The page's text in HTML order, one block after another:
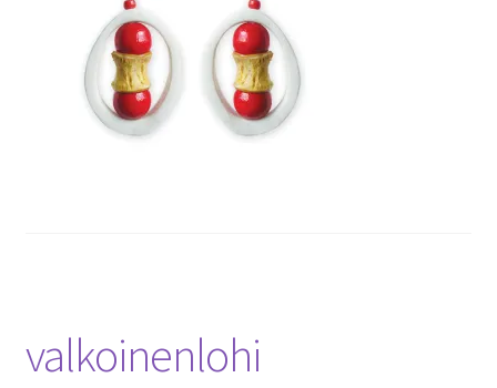
valkoinenlohi